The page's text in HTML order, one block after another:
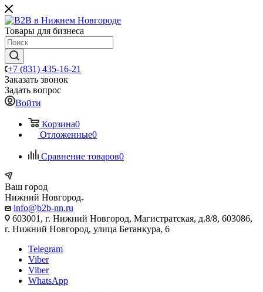
Товары для бизнеса
+7 (831) 435-16-21
Заказать звонок
Задать вопрос
Войти
Корзина0
Отложенные0
Сравнение товаров0
Ваш город
Нижний Новгород
info@b2b-nn.ru
603001, г. Нижний Новгород, Магистратская, д.8/8, 603086,
г. Нижний Новгород, улица Бетанкура, 6
Telegram
Viber
Viber
WhatsApp